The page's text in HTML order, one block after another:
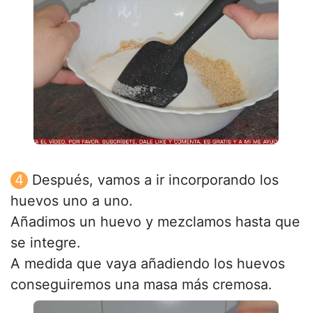
Después, vamos a ir incorporando los
huevos uno a uno.
Añadimos un huevo y mezclamos hasta que
se integre.
A medida que vaya añadiendo los huevos
conseguiremos una masa más cremosa.